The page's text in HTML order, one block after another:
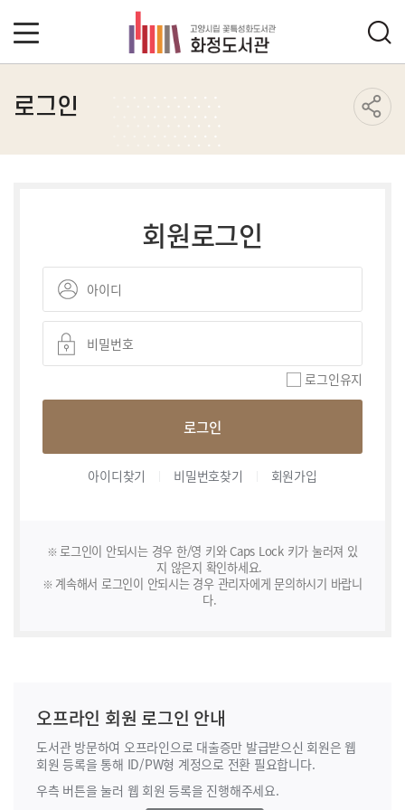
로그인
회원로그인
로그인유지
로그인
아이디찾기 비밀번호찾기 회원가입
로그인이 안되시는 경우 한/영 키와 Caps Lock 키가 눌러져 있
지 않은지 확인하세요.
계속해서 로그인이 안되시는 경우 관리자에게 문의하시기 바랍니
다.
오프라인 회원 로그인 안내
도서관 방문하여 오프라인으로 대출증만 발급받으신 회원은 웹
회원 등록을 통해 ID/PW형 계정으로 전환 필요합니다.
우측 버튼을 눌러 웹 회원 등록을 진행해주세요.